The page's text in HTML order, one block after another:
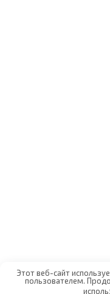
Этот веб-сайт
пользователем.